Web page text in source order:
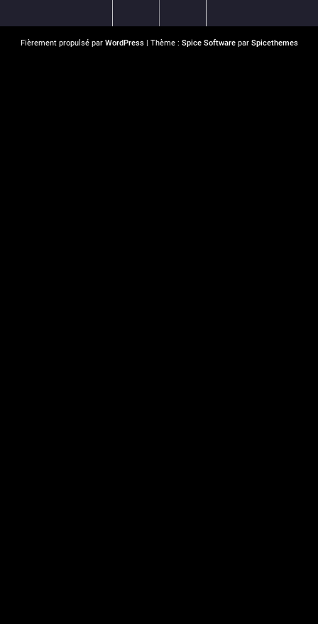
Fièrement propulsé par WordPress| Thème : Spice Softwarepar Spicethemes